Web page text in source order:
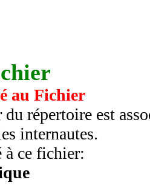
au Fichier
répertoire est
internautes.
à ce fichier: